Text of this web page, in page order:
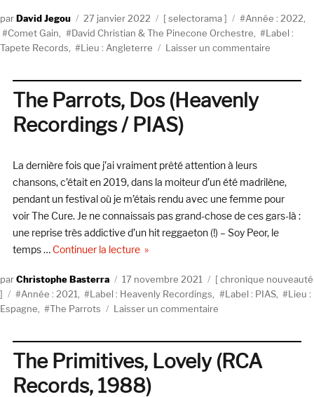
AuteurDavid Jegou
Publié
le
27 janvier 2022 Catégories
selectorama Étiquettes
Année : 2022
Comet Gain
David Christian & The Pinecone Orchestre
Label :
Tapete Records
Lieu : Angleterre Laisser un commentaire
The Parrots, Dos (Heavenly
Recordings / PIAS)
La dernière fois que j’ai vraiment prêté attention à leurs
chansons, c’était en 2019, dans la moiteur d’un été madrilène,
pendant un festival où je m’étais rendu avec une femme pour
voir The Cure. Je ne connaissais pas grand-chose de ces gars-là :
une reprise très addictive d’un hit reggaeton (!) – Soy Peor, le
temps … Continuer la lecturede « The Parrots, Dos (Heavenly
AuteurChristophe Basterra
Publié
le
17 novembre 2021 Catégories
chronique nouveauté
Étiquettes
Année : 2021 Label : Heavenly Recordings Label : PIAS,
Lieu :
Espagne
The Parrots Laisser un commentaire
Dos
(Heavenly
The Primitives, Lovely (RCA
Records, 1988)